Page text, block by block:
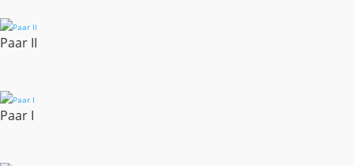
Paar II
Paar I